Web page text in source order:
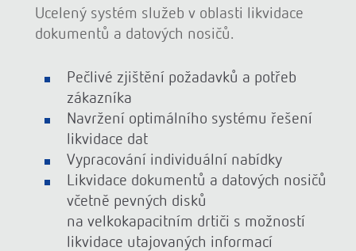
Ucelený systém služeb v oblasti likvidace
dokumentů a datových nosičů.
Pečlivé zjištění požadavků a potřeb
zákazníka
Navržení optimálního systému řešení
likvidace dat
Vypracování individuální nabídky
Likvidace dokumentů a datových nosičů
včetně pevných disků
na velkokapacitním drtiči s možností
likvidace utajovaných informací